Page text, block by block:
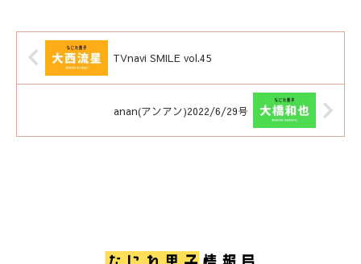
TVnavi SMILE vol.45
anan(アンアン)2022/6/29号